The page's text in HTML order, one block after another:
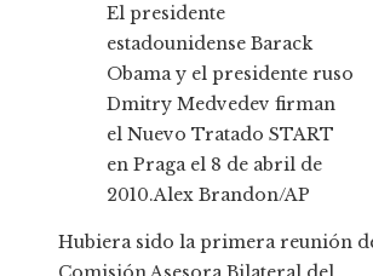
El presidente
estadounidense Barack
Obama y el presidente ruso
Dmitry Medvedev firman
el Nuevo Tratado START
en Praga el 8 de abril de
2010.Alex Brandon/AP
Hubiera sido la primera reunión